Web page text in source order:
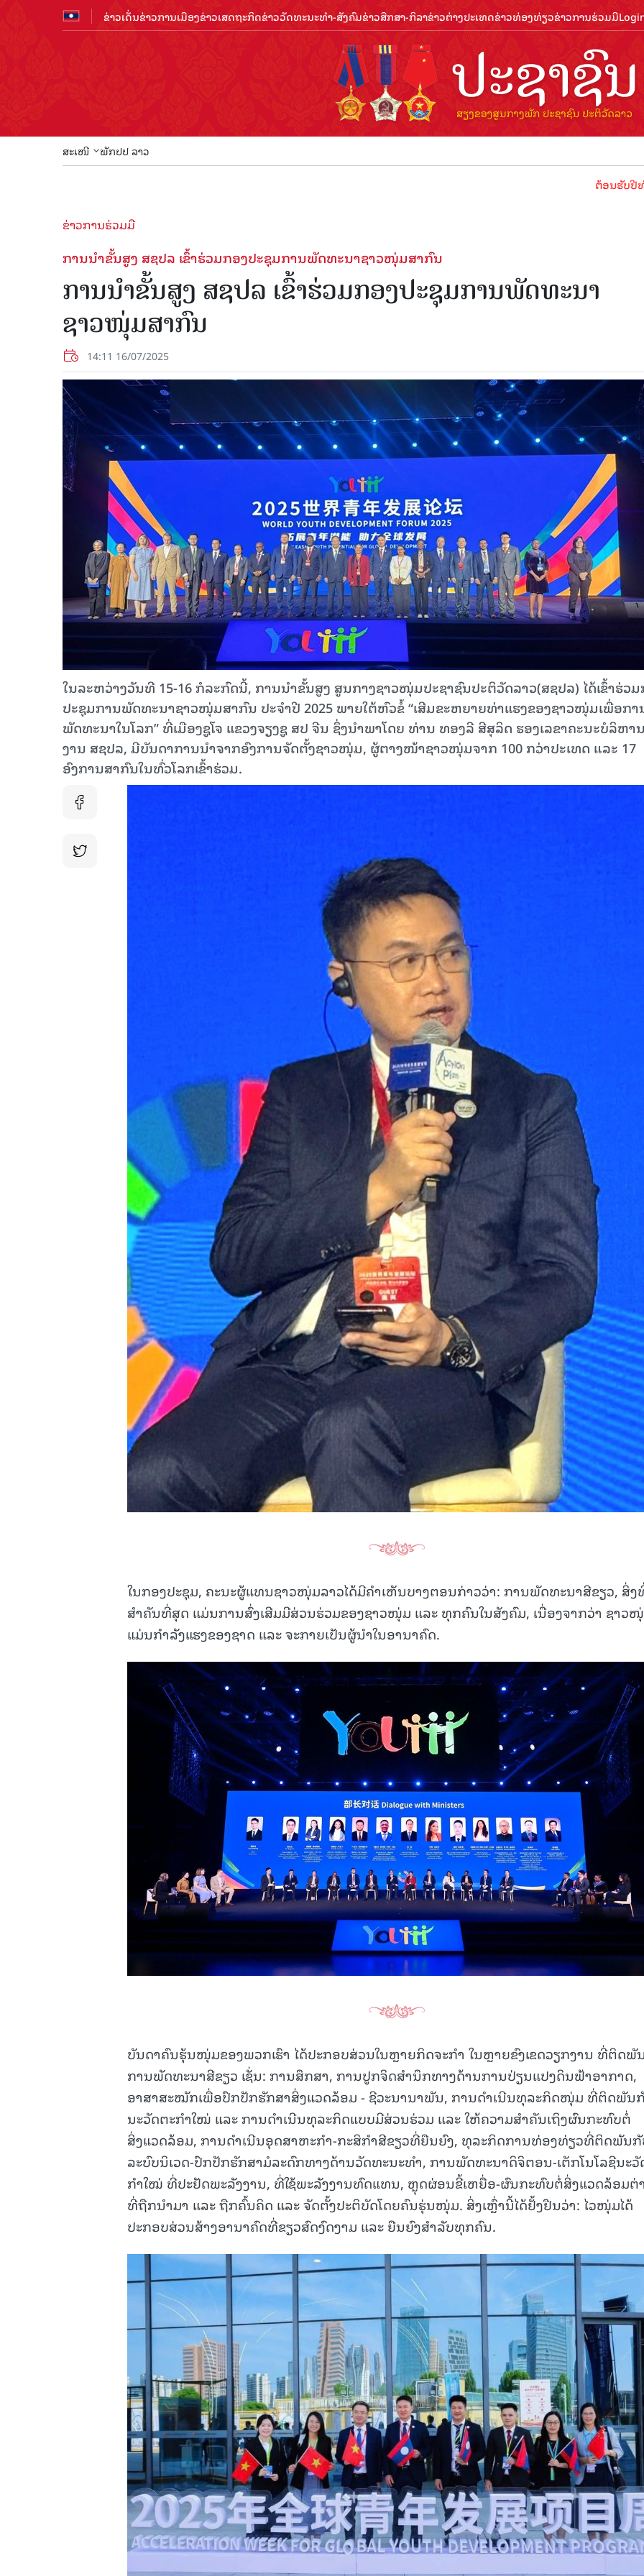
ຂ່າວເດັ່ນຂ່າວການເມືອງຂ່າວເສດຖະກິດຂ່າວວັດທະນະທຳ-ສັງຄົມຂ່າວສືກສາ-ກິລາຂ່າວຕ່າງປະເທດຂ່າວທ່ອງທ່ຽວຂ່າວການຮ່ວມມື
ສະເໜີ ພັກປປ ລາວ
ຕ້ອນຮັບປີທ່ອງທ່ຽວລາ
ຂ່າວການຮ່ວມມື
ການນໍາຂັ້ນສູງ ສຊປລ ເຂົ້າຮ່ວມກອງປະຊຸມການພັດທະນາຊາວໜຸ່ມສາກົນ
ການນໍາຂັ້ນສູງ ສຊປລ ເຂົ້າຮ່ວມກອງປະຊຸມການພັດທະນາ
ຊາວໜຸ່ມສາກົນ
14:11 16/07/2025
ໃນລະຫວ່າງວັນທີ 15-16 ກໍລະກົດນີ້, ການນຳຂັ້ນສູງ ສູນກາງຊາວໜຸ່ມປະຊາຊົນປະຕິວັດລາວ(ສຊປລ) ໄດ້ເຂົ້າຮ່ວ
ປະຊຸມການພັດທະນາຊາວໜຸ່ມສາກົນ ປະຈຳປີ 2025 ພາຍໃຕ້ຫົວຂໍ້ “ເສີມຂະຫຍາຍທ່າແຮງຂອງຊາວໜຸ່ມເພື່ອກາ
ພັດທະນາໃນໂລກ” ທີ່ເມືອງຊູໂຈ ແຂວງຈຽງຊູ ສປ ຈີນ ຊຶ່ງນໍາພາໂດຍ ທ່ານ ທອງລີ ສີສຸລິດ ຮອງເລຂາຄະນະບໍລິຫາ
ງານ ສຊປລ, ມີບັນດາການນໍາຈາກອົງການຈັດຕັ້ງຊາວໜຸ່ມ, ຜູ້ຕາງໜ້າຊາວໜຸ່ມຈາກ 100 ກວ່າປະເທດ ແລະ 17
ອົງການສາກົນໃນທົ່ວໂລກເຂົ້າຮ່ວມ.
ໃນກອງປະຊຸມ, ຄະນະຜູ້ແທນຊາວໜຸ່ມລາວໄດ້ມີຄໍາເຫັນບາງຕອນກ່າວວ່າ: ການພັດທະນາສີຂຽວ, ສິ່ງ
ສຳຄັນທີ່ສຸດ ແມ່ນການສົ່ງເສີມມີສ່ວນຮ່ວມຂອງຊາວໜຸ່ມ ແລະ ທຸກຄົນໃນສັງຄົມ, ເນື່ອງຈາກວ່າ ຊາວ
ແມ່ນກຳລັງແຮງຂອງຊາດ ແລະ ຈະກາຍເປັນຜູ້ນຳໃນອານາຄົດ.
ບັນດາຄົນຮຸ້ນໜຸ່ມຂອງພວກເຮົາ ໄດ້ປະກອບສ່ວນໃນຫຼາຍກິດຈະກຳ ໃນຫຼາຍຂົງເຂດວຽກງານ ທີ່ຕິດພັ
ການພັດທະນາສີຂຽວ ເຊັ່ນ: ການສຶກສາ, ການປູກຈິດສຳນຶກທາງດ້ານການປ່ຽນແປງດິນຟ້າອາກາດ,
ອາສາສະໝັກເພື່ອປົກປັກຮັກສາສິ່ງແວດລ້ອມ - ຊີວະນານາພັນ, ການດຳເນີນທຸລະກິດໜຸ່ມ ທີ່ຕິດພັນ
ນະວັດຕະກຳໃໝ່ ແລະ ການດຳເນີນທຸລະກິດແບບມີສ່ວນຮ່ວມ ແລະ ໃຫ້ຄວາມສໍາຄັນເຖິງຜົນກະທົບຕໍ່
ສິ່ງແວດລ້ອມ, ການດຳເນີນອຸດສາຫະກຳ-ກະສິກຳສີຂຽວທີ່ຍືນຍົງ, ທຸລະກິດການທ່ອງທ່ຽວທີ່ຕິດພັນ
ລະບົບນິເວດ-ປົກປັກຮັກສາມໍລະດົກທາງດ້ານວັດທະນະທຳ, ການພັດທະນາດິຈິຕອນ-ເຕັກໂນໂລຊີນະວັ
ກຳໃໝ່ ທີ່ປະຢັດພະລັງງານ, ທີ່ໃຊ້ພະລັງງານທົດແທນ, ຫຼຸດຜ່ອນຂີ້ເຫຍື່ອ-ຜົນກະທົບຕໍ່ສິ່ງແວດລ້ອມຕ່
ທີ່ຖືກນຳມາ ແລະ ຖືກຄົ້ນຄິດ ແລະ ຈັດຕັ້ງປະຕິບັດໂດຍຄົນຮຸ່ນໜຸ່ມ. ສິ່ງເຫຼົ່ານີ້ໄດ້ຢັ້ງຢືນວ່າ: ໄວໜຸ່ມໄດ້
ປະກອບສ່ວນສ້າງອານາຄົດທີ່ຂຽວສົດງົດງາມ ແລະ ຍືນຍົງສໍາລັບທຸກຄົນ.
15.040(07-08-2026)